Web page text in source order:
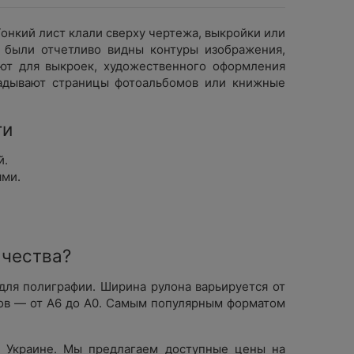
лист клали сверху чертежа, выкройки или
были отчетливо видны контуры изображения,
для выкроек, художественного оформления
страницы фотоальбомов или книжные
полиграфии. Ширина рулона варьируется от
— от А6 до А0. Самым популярным форматом
Украине. Мы предлагаем доступные цены на